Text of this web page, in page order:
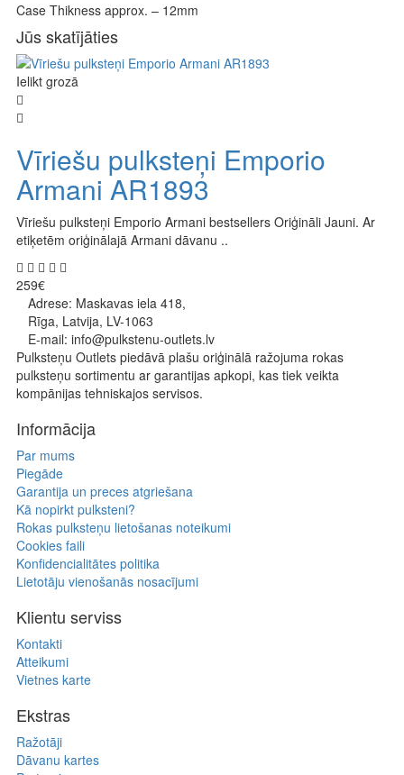
Case Thikness approx. – 12mm
Jūs skatījāties
Ielikt grozā
Vīriešu pulksteņi Emporio
Armani AR1893
Vīriešu pulksteņi Emporio Armani bestsellers Oriģināli Jauni. Ar
etiķetēm oriģinālajā Armani dāvanu ..
259€
Adrese: Maskavas iela 418,
Rīga, Latvija, LV-1063
E-mail: info@pulkstenu-outlets.lv
Pulksteņu Outlets piedāvā plašu oriģinālā ražojuma rokas
pulksteņu sortimentu ar garantijas apkopi, kas tiek veikta
kompānijas tehniskajos servisos.
Informācija
Par mums
Piegāde
Garantija un preces atgriešana
Kā nopirkt pulksteni?
Rokas pulksteņu lietošanas noteikumi
Cookies faili
Konfidencialitātes politika
Lietotāju vienošanās nosacījumi
Klientu serviss
Kontakti
Atteikumi
Vietnes karte
Ekstras
Ražotāji
Dāvanu kartes